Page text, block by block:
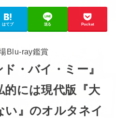
はてブ 送る Pocket
Blu-ray鑑賞
・バイ・ミー』
的には現代版『大
い』のオルタネイ